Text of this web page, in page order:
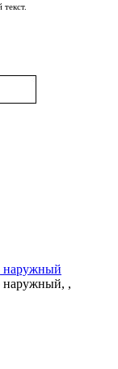
наружный
наружный, ,